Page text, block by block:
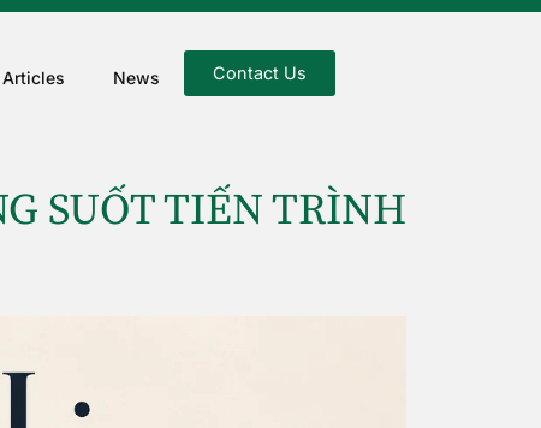
Articles News Contact Us
SUỐT TIẾN TRÌNH